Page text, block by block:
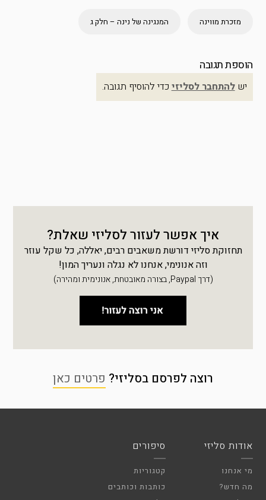
מזכרת מווינה המנגינה של נינה – חלק ג
הוספת תגובה
ישלהתחבר לסליזיכדי להוסיף תגובה.
איך אפשר לעזור לסליזי שאלת?
תחזוקת סליזי דורשת משאבים רבים, יאללה, כל שקל עוזר
וזה אנונימי, אנחנו לא נגלה ונעריך המון!
(דרך Paypal, בצורה מאובטחת, אנונימית ומהירה)
רוצה לפרסם בסליזי? פרטים כאן
אודות סליזי
מי אנחנו
מה חדש?
סיפורים
קטגוריות
כותבות וכותבים